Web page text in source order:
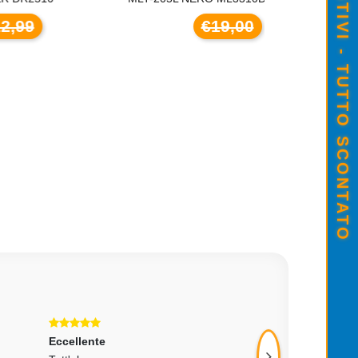
CARTUCCIA ORIGINALE CANON
Eccellente
Eccellente
SALDI ESTIVI - TUTTO SCONTATO